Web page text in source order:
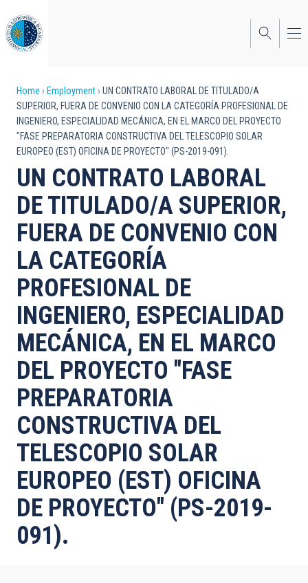
to
main
content
Breadcrumb
Home Employment
UN CONTRATO LABORAL DE TITULADO/A
SUPERIOR, FUERA DE CONVENIO CON LA CATEGORÍA PROFESIONAL DE
INGENIERO, ESPECIALIDAD MECÁNICA, EN EL MARCO DEL PROYECTO
"FASE PREPARATORIA CONSTRUCTIVA DEL TELESCOPIO SOLAR
EUROPEO (EST) OFICINA DE PROYECTO" (PS-2019-091).
UN CONTRATO LABORAL
DE TITULADO/A SUPERIOR,
FUERA DE CONVENIO CON
LA CATEGORÍA
PROFESIONAL DE
INGENIERO, ESPECIALIDAD
MECÁNICA, EN EL MARCO
DEL PROYECTO "FASE
PREPARATORIA
CONSTRUCTIVA DEL
TELESCOPIO SOLAR
EUROPEO (EST) OFICINA
DE PROYECTO" (PS-2019-
091).